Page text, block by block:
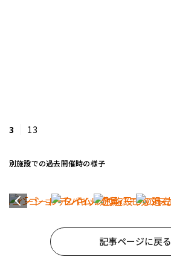
3 13
別施設での過去開催時の様子
記事ページに戻る